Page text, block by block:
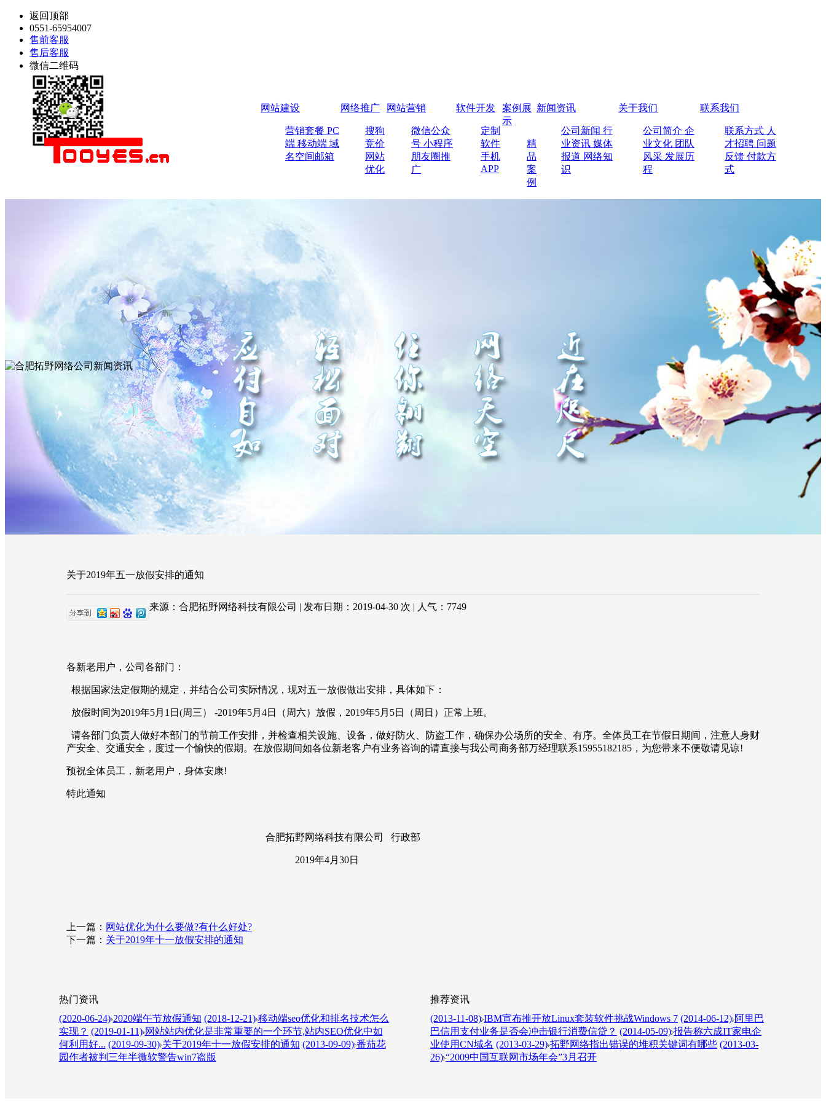
返回顶部
0551-65954007
售前客服
售后客服
微信二维码
网站建设
营销套餐 PC
端 移动端 域
名空间邮箱
网络推广
搜狗
竞价
网站
优化
网站营销
微信公众
号 小程序
朋友圈推
广
软件开发
定制
软件
手机
APP
案例展
示
精
品
案
例
新闻资讯
公司新闻 行
业资讯 媒体
报道 网络知
识
关于我们
公司简介 企
业文化 团队
风采 发展历
程
联系我们
联系方式 人
才招聘 问题
反馈 付款方
式
关于2019年五一放假安排的通知
来源：合肥拓野网络科技有限公司 | 发布日期：2019-04-30 次 | 人气： 7749
各新老用户，公司各部门：
根据国家法定假期的规定，并结合公司实际情况，现对五一放假做出安排，具体如下：
放假时间为2019年5月1日(周三） -2019年5月4日（周六）放假，2019年5月5日（周日）正常上班。
请各部门负责人做好本部门的节前工作安排，并检查相关设施、设备，做好防火、防盗工作，确保办公场所的安全、有序。全体员工在节假日期间，注意人身财
产安全、交通安全，度过一个愉快的假期。在放假期间如各位新老客户有业务咨询的请直接与我公司商务部万经理联系15955182185，为您带来不便敬请见谅!
预祝全体员工，新老用户，身体安康!
特此通知
合肥拓野网络科技有限公司 行政部
2019年4月30日
上一篇： 网站优化为什么要做?有什么好处?
下一篇： 关于2019年十一放假安排的通知
热门资讯
(2020-06-24) 2020端午节放假通知 (2018-12-21) 移动端seo优化和排名技术怎么
实现？ (2019-01-11) 网站站内优化是非常重要的一个环节,站内SEO优化中如
何利用好... (2019-09-30) 关于2019年十一放假安排的通知 (2013-09-09) 番茄花
园作者被判三年半微软警告win7盗版
推荐资讯
(2013-11-08) IBM宣布推开放Linux套装软件挑战Windows 7 (2014-06-12) 阿里巴
巴信用支付业务是否会冲击银行消费信贷？ (2014-05-09) 报告称六成IT家电企
业使用CN域名 (2013-03-29) 拓野网络指出错误的堆积关键词有哪些 (2013-03-
26) “2009中国互联网市场年会”3月召开